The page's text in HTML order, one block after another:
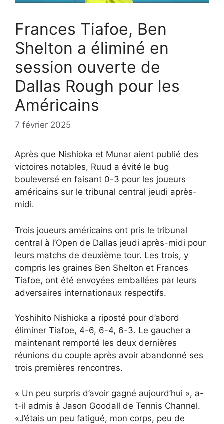
Frances Tiafoe, Ben
Shelton a éliminé en
session ouverte de
Dallas Rough pour les
Américains
7 février 2025
Après que Nishioka et Munar aient publié des
victoires notables, Ruud a évité le bug
bouleversé en faisant 0-3 pour les joueurs
américains sur le tribunal central jeudi après-
midi.
Trois joueurs américains ont pris le tribunal
central à l’Open de Dallas jeudi après-midi pour
leurs matchs de deuxième tour. Les trois, y
compris les graines Ben Shelton et Frances
Tiafoe, ont été envoyées emballées par leurs
adversaires internationaux respectifs.
Yoshihito Nishioka a riposté pour d’abord
éliminer Tiafoe, 4-6, 6-4, 6-3. Le gaucher a
maintenant remporté les deux dernières
réunions du couple après avoir abandonné ses
trois premières rencontres.
« Un peu surpris d’avoir gagné aujourd’hui », a-
t-il admis à Jason Goodall de Tennis Channel.
«J’étais un peu fatigué, mon corps, peu de